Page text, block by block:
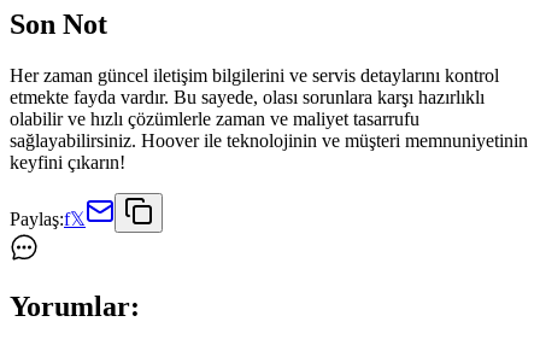
Son Not
Her zaman güncel iletişim bilgilerini ve servis detaylarını kontrol
etmekte fayda vardır. Bu sayede, olası sorunlara karşı hazırlıklı
olabilir ve hızlı çözümlerle zaman ve maliyet tasarrufu
sağlayabilirsiniz. Hoover ile teknolojinin ve müşteri memnuniyetinin
keyfini çıkarın!
Paylaş:f𝕏
Yorumlar: